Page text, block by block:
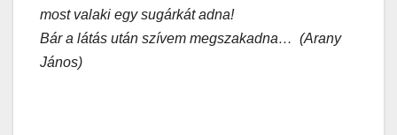
most valaki egy sugárkát adna!
Bár a látás után szívem megszakadna… (Arany
János)